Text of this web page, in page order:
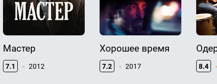
Мастер
7.1 2012
Хорошее время
7.2 2017 8.4